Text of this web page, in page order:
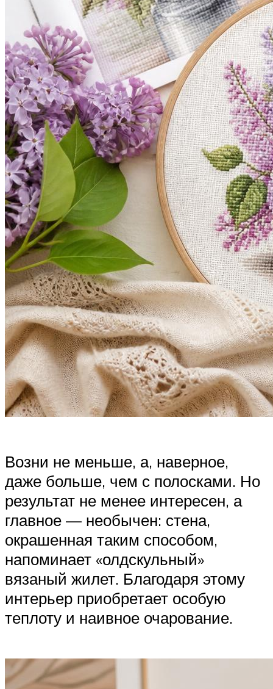
Возни не меньше, а, наверное,
даже больше, чем с полосками. Но
результат не менее интересен, а
главное — необычен: стена,
окрашенная таким способом,
напоминает «олдскульный»
вязаный жилет. Благодаря этому
интерьер приобретает особую
теплоту и наивное очарование.